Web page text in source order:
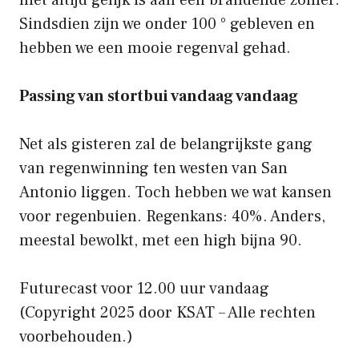
Sindsdien zijn we onder 100 ° gebleven en
hebben we een mooie regenval gehad.
Passing van stortbui vandaag vandaag
Net als gisteren zal de belangrijkste gang
van regenwinning ten westen van San
Antonio liggen. Toch hebben we wat kansen
voor regenbuien. Regenkans: 40%. Anders,
meestal bewolkt, met een high bijna 90.
Futurecast voor 12.00 uur vandaag
(Copyright 2025 door KSAT – Alle rechten
voorbehouden.)